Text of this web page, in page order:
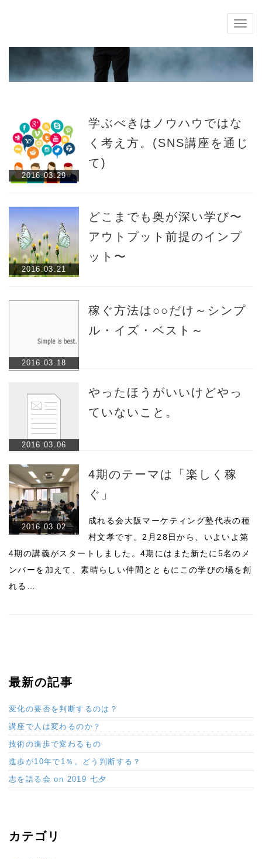
2016.03.29
学ぶべきはノウハウではな
く考え方。(SNS講座を通じ
て)
2016.03.21
どこまでも奥が深い学び〜
アウトプット前提のインプ
ット〜
2016.03.18
稼ぐ方法は○○だけ～シンプ
ル・イズ・ベスト～
2016.03.06
やったほうがいいけどやっ
ていないこと。
2016.03.02
4期のテーマは「楽しく稼
ぐ」
成れる会大阪マーケティング塾代表の種
村文孝です。2月28日から、いよいよ第
4期の講義がスタートしました。4期にはまた新たに5名のメ
ンバーを加えて、素晴らしい仲間とともにこの学びの場を創
れる…
最新の記事
変化の要否を判断するのは？
講座で人は変わるのか？
技術の進歩で変わるもの
進歩が10年で1％。どう判断する？
志を語る会 on 2019 七夕
カテゴリ